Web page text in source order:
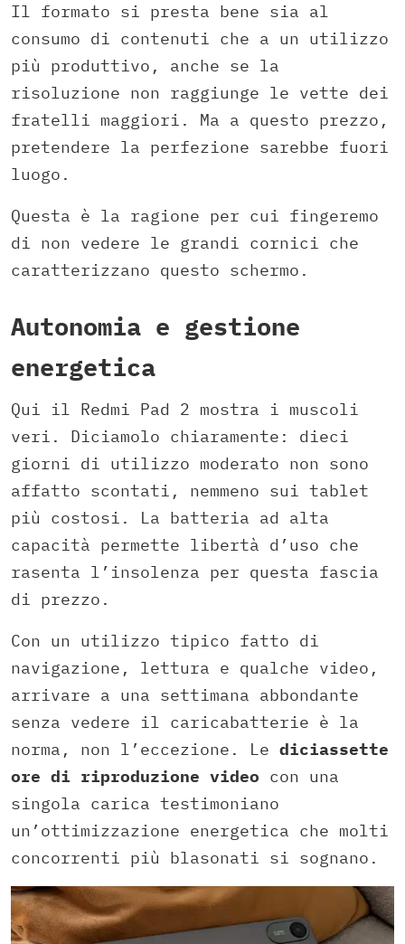
Il formato si presta bene sia al
consumo di contenuti che a un utilizzo
più produttivo, anche se la
risoluzione non raggiunge le vette dei
fratelli maggiori. Ma a questo prezzo,
pretendere la perfezione sarebbe fuori
luogo.
Questa è la ragione per cui fingeremo
di non vedere le grandi cornici che
caratterizzano questo schermo.
Autonomia e gestione
energetica
Qui il Redmi Pad 2 mostra i muscoli
veri. Diciamolo chiaramente: dieci
giorni di utilizzo moderato non sono
affatto scontati, nemmeno sui tablet
più costosi. La batteria ad alta
capacità permette libertà d’uso che
rasenta l’insolenza per questa fascia
di prezzo.
Con un utilizzo tipico fatto di
navigazione, lettura e qualche video,
arrivare a una settimana abbondante
senza vedere il caricabatterie è la
norma, non l’eccezione. Le diciassette
ore di riproduzione video con una
singola carica testimoniano
un’ottimizzazione energetica che molti
concorrenti più blasonati si sognano.